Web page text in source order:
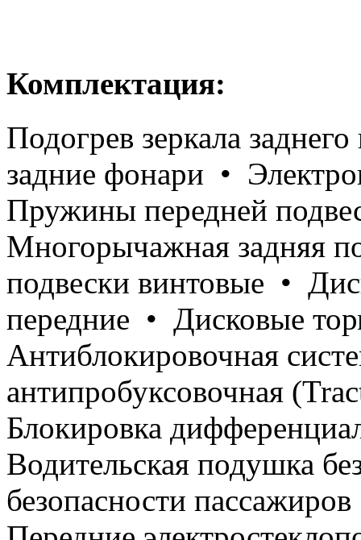
Комплектация:
Подогрев зеркала
задние фонари •
Пружины передней
Многорычажная задняя
подвески винтовые •
передние • Дисковые
Антиблокировочная
антипробуксовочная
Блокировка
Водительская подушка
безопасности